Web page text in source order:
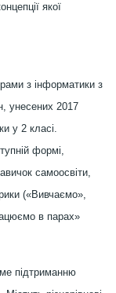
якої
з інформатики з
унесених 2017
у 2 класі.
формі,
самоосвіти,
(«Вивчаємо»,
в парах»
підтриманню